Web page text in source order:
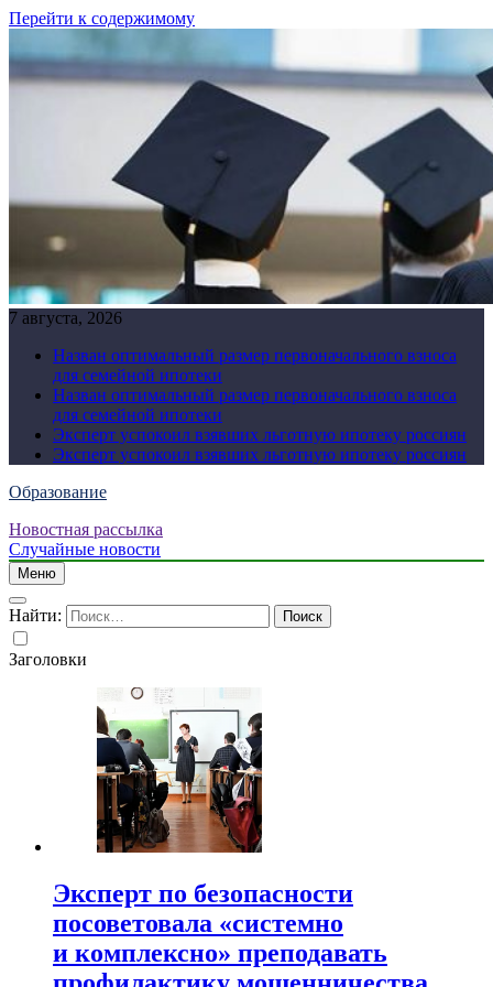
Перейти к содержимому
7 августа, 2026
Назван оптимальный размер первоначального взноса
для семейной ипотеки
Назван оптимальный размер первоначального взноса
для семейной ипотеки
Эксперт успокоил взявших льготную ипотеку россиян
Эксперт успокоил взявших льготную ипотеку россиян
Образование
Новостная рассылка
Случайные новости
Меню
Найти:
Заголовки
Эксперт по безопасности
посоветовала «системно
и комплексно» преподавать